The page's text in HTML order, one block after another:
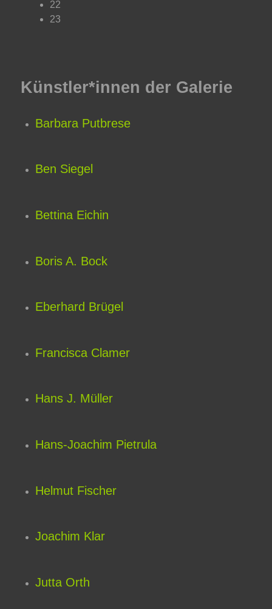
22
23
Künstler*innen der Galerie
Barbara Putbrese
Ben Siegel
Bettina Eichin
Boris A. Bock
Eberhard Brügel
Francisca Clamer
Hans J. Müller
Hans-Joachim Pietrula
Helmut Fischer
Joachim Klar
Jutta Orth